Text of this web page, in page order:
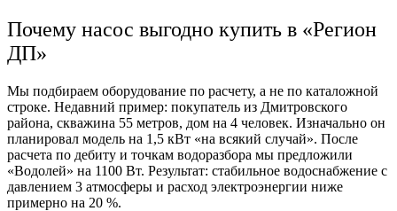
Почему насос выгодно купить в «Регион
ДП»
Мы подбираем оборудование по расчету, а не по каталожной
строке. Недавний пример: покупатель из Дмитровского
района, скважина 55 метров, дом на 4 человек. Изначально он
планировал модель на 1,5 кВт «на всякий случай». После
расчета по дебиту и точкам водоразбора мы предложили
«Водолей» на 1100 Вт. Результат: стабильное водоснабжение с
давлением 3 атмосферы и расход электроэнергии ниже
примерно на 20 %.